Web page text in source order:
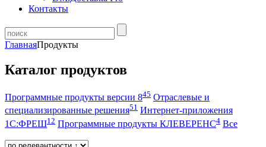
Контакты
ГлавнаяПродукты
Каталог продуктов
Программные продукты версии 845 Отраслевые и
специализированные решения51 Интернет-приложения
1С:ФРЕШ12 Программные продукты КЛЕВЕРЕНС4 Все